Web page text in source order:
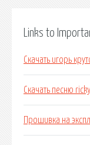
Links to
Скачать игорь
Скачать песню
Прошивка на